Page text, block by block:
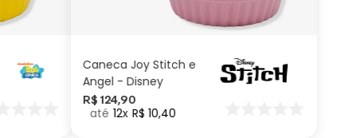
Caneca Joy Stitch e
Angel - Disney
R$ 124,90
12 R$ 10,40
ADICIONAR AO
CARRINHO